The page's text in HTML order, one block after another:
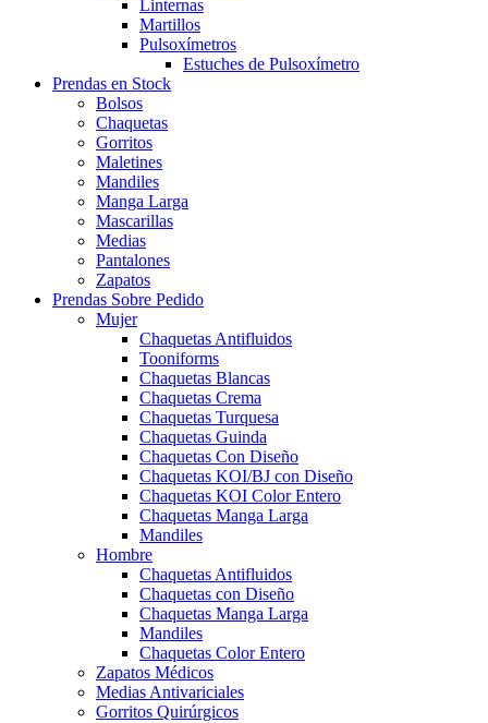
Linternas
Martillos
Pulsoxímetros
Estuches de Pulsoxímetro
Prendas en Stock
Bolsos
Chaquetas
Gorritos
Maletines
Mandiles
Manga Larga
Mascarillas
Medias
Pantalones
Zapatos
Prendas Sobre Pedido
Mujer
Chaquetas Antifluidos
Tooniforms
Chaquetas Blancas
Chaquetas Crema
Chaquetas Turquesa
Chaquetas Guinda
Chaquetas Con Diseño
Chaquetas KOI/BJ con Diseño
Chaquetas KOI Color Entero
Chaquetas Manga Larga
Mandiles
Hombre
Chaquetas Antifluidos
Chaquetas con Diseño
Chaquetas Manga Larga
Mandiles
Chaquetas Color Entero
Zapatos Médicos
Medias Antivariciales
Gorritos Quirúrgicos